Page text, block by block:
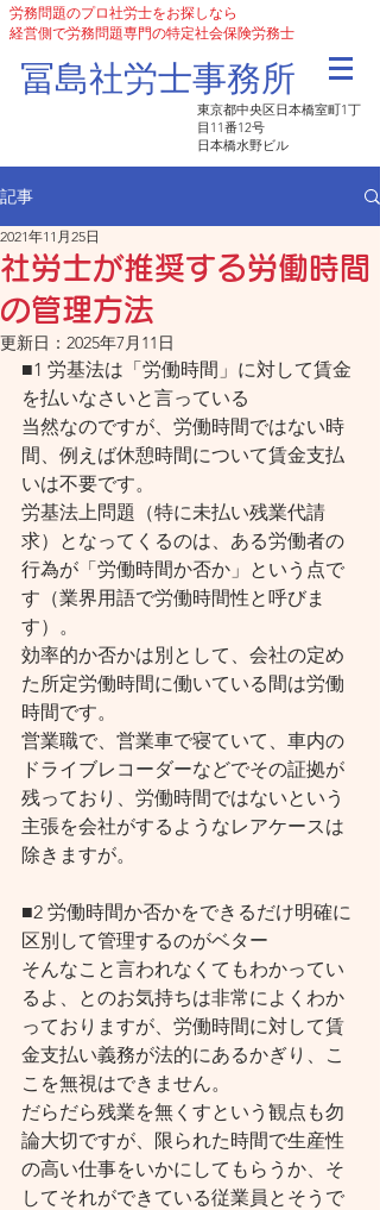
労務問題のプロ社労士をお探しなら
経営側で労務問題専門の特定社会保険労務士
​冨島社労士事務所
東京都中央区日本橋室町1丁
目11番12号
日本橋水野ビル
記事
社労士が推奨する労働時間
の管理方法
2021年11月25日
更新日： 2025年7月11日
■1 労基法は「労働時間」に対して賃金
を払いなさいと言っている
当然なのですが、労働時間ではない時
間、例えば休憩時間について賃金支払
いは不要です。
労基法上問題（特に未払い残業代請
求）となってくるのは、ある労働者の
行為が「労働時間か否か」という点で
す（業界用語で労働時間性と呼びま
す）。
効率的か否かは別として、会社の定め
た所定労働時間に働いている間は労働
時間です。
営業職で、営業車で寝ていて、車内の
ドライブレコーダーなどでその証拠が
残っており、労働時間ではないという
主張を会社がするようなレアケースは
除きますが。
■2 労働時間か否かをできるだけ明確に
区別して管理するのがベター
そんなこと言われなくてもわかってい
るよ、とのお気持ちは非常によくわか
っておりますが、労働時間に対して賃
金支払い義務が法的にあるかぎり、こ
こを無視はできません。
だらだら残業を無くすという観点も勿
論大切ですが、限られた時間で生産性
の高い仕事をいかにしてもらうか、そ
してそれができている従業員とそうで